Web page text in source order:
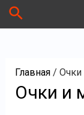
Перейти
к
Поиск
П
о
Главная / Очки
Очки и